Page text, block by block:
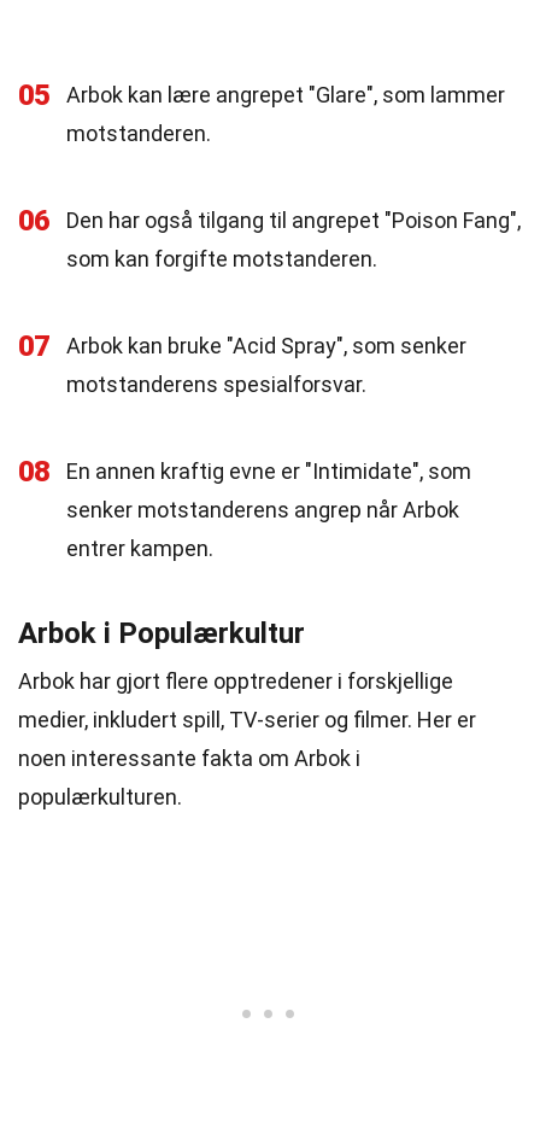
05
Arbok kan lære angrepet "Glare", som lammer
motstanderen.
06
Den har også tilgang til angrepet "Poison Fang",
som kan forgifte motstanderen.
07
Arbok kan bruke "Acid Spray", som senker
motstanderens spesialforsvar.
08
En annen kraftig evne er "Intimidate", som
senker motstanderens angrep når Arbok
entrer kampen.
Arbok i Populærkultur
Arbok har gjort flere opptredener i forskjellige
medier, inkludert spill, TV-serier og filmer. Her er
noen interessante fakta om Arbok i
populærkulturen.